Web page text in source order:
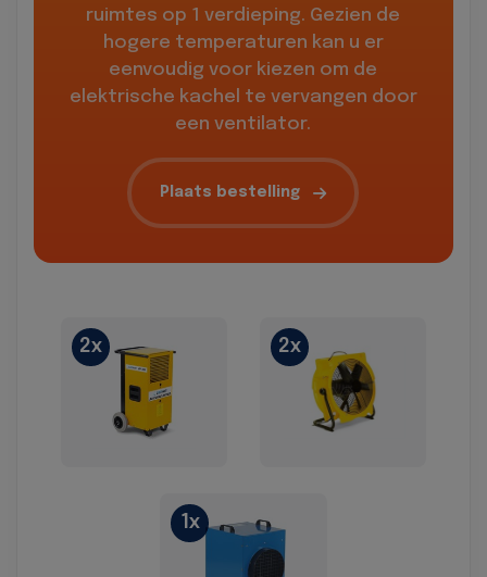
ruimtes op 1 verdieping. Gezien de
hogere temperaturen kan u er
eenvoudig voor kiezen om de
elektrische kachel te vervangen door
een ventilator.
Plaats bestelling
2x 2x
1x